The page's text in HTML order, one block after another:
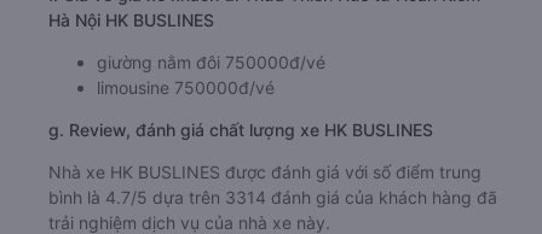
Hà Nội HK BUSLINES
giường nằm đôi 750000đ/vé
limousine 750000đ/vé
g. Review, đánh giá chất lượng xe HK BUSLINES
Nhà xe HK BUSLINES được đánh giá với số điểm trung
bình là 4.7/5 dựa trên 3314 đánh giá của khách hàng đã
trải nghiệm dịch vụ của nhà xe này.